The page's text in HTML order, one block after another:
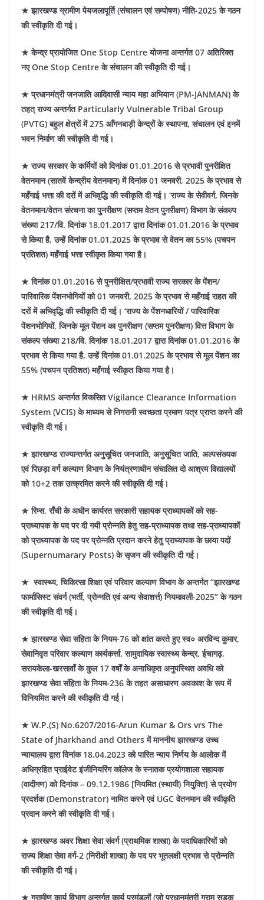
★ झारखण्ड ग्रामीण पेयजलापूर्ति (संचालन एवं सम्पोषण) नीति-2025 के गठन
की स्वीकृति दी गई।
★ केन्द्र प्रायोजित One Stop Centre योजना अन्तर्गत 07 अतिरिक्त
नए One Stop Centre के संचालन की स्वीकृति दी गई।
★ प्रधानमंत्री जनजाति आदिवासी न्याय महा अभियान (PM-JANMAN) के
तहत् राज्य अन्तर्गत Particularly Vulnerable Tribal Group
(PVTG) बहुल क्षेत्रों में 275 आँगनबाड़ी केन्द्रों के स्थापना, संचालन एवं इनमें
भवन निर्माण की स्वीकृति दी गई।
★ राज्य सरकार के कर्मियों को दिनांक 01.01.2016 से प्रभावी पुनरीक्षित
वेतनमान (सातवें केन्द्रीय वेतनमान) में दिनांक 01 जनवरी, 2025 के प्रभाव से
महँगाई भत्ता की दरों में अभिवृद्धि की स्वीकृति दी गई। ‘राज्य के सेवीवर्ग, जिनके
वेतनमान/वेतन संरचना का पुनरीक्षण (सप्तम वेतन पुनरीक्षण) विभाग के संकल्प
संख्या 217/वि. दिनांक 18.01.2017 द्वारा दिनांक 01.01.2016 के प्रभाव
से किया है, उन्हें दिनांक 01.01.2025 के प्रभाव से वेतन का 55% (पचपन
प्रतिशत) महँगाई भत्ता स्वीकृत किया गया है।
★ दिनांक 01.01.2016 से पुनरीक्षित/प्रभावी राज्य सरकार के पेंशन/
पारिवारिक पेंशनभोगियों को 01 जनवरी, 2025 के प्रभाव से महँगाई राहत की
दरों में अभिवृद्धि की स्वीकृति दी गई। ‘राज्य के पेंशनधारियों / पारिवारिक
पेंशनभोगियों, जिनके मूल पेंशन का पुनरीक्षण (सप्तम पुनरीक्षण) वित्त विभाग के
संकल्प संख्या 218/वि. दिनांक 18.01.2017 द्वारा दिनांक 01.01.2016 के
प्रभाव से किया गया है, उन्हें दिनांक 01.01.2025 के प्रभाव से मूल पेंशन का
55% (पचपन प्रतिशत) महँगाई स्वीकृत किया गया है।
★ HRMS अन्तर्गत विकसित Vigilance Clearance Information
System (VCIS) के माध्यम से निगरानी स्वच्छता प्रमाण पत्र प्राप्त करने की
स्वीकृति दी गई।
★ झारखण्ड राज्यान्तर्गत अनुसूचित जनजाति, अनुसूचित जाति, अल्पसंख्यक
एवं पिछड़ा वर्ग कल्याण विभाग के नियंत्रणाधीन संचालित दो आश्रम विद्यालयों
को 10+2 तक उत्क्रमित करने की स्वीकृति दी गई।
★ रिम्स, राँची के अधीन कार्यरत सरकारी सहायक प्राध्यापकों को सह-
प्राध्यापक के पद पर दी गयी प्रोन्नति हेतु सह-प्राध्यापक तथा सह-प्राध्यापकों
को प्राध्यापक के पद पर प्रोन्नति प्रदान करने हेतु प्राध्यापक के छाया पदों
(Supernumarary Posts) के सृजन की स्वीकृति दी गई।
★ स्वास्थ्य, चिकित्सा शिक्षा एवं परिवार कल्याण विभाग के अन्तर्गत “झारखण्ड
फार्मासिस्ट संवर्ग (भर्ती, प्रोन्नति एवं अन्य सेवाशर्त्त) नियमावली-2025” के गठन
की स्वीकृति दी गई।
★ झारखण्ड सेवा संहिता के नियम-76 को क्षांत करते हुए स्व० अरविन्द कुमार,
सेवानिवृत परिवार कल्याण कार्यकर्त्ता, सामुदायिक स्वास्थ्य केन्द्र, ईचागढ़,
सरायकेला-खरसावाँ के कुल 17 वर्षों के अनाधिकृत अनुपस्थित अवधि को
झारखण्ड सेवा संहिता के नियम-236 के तहत असाधारण अवकाश के रूप में
विनियमित करने की स्वीकृति दी गई।
★ W.P.(S) No.6207/2016-Arun Kumar & Ors vrs The
State of Jharkhand and Others में माननीय झारखण्ड उच्च
न्यायालय द्वारा दिनांक 18.04.2023 को पारित न्याय निर्णय के आलोक में
अधिग्रहित प्राईवेट इंजीनियरिंग कॉलेज के स्नातक प्रयोगशाला सहायक
(वादीगण) को दिनांक – 09.12.1986 [नियमित (स्थायी) नियुक्ति] से प्रयोग
प्रदर्शक (Demonstrator) नामित करने एवं UGC वेतनमान की स्वीकृति
प्रदान करने की स्वीकृति दी गई।
★ झारखण्ड अवर शिक्षा सेवा संवर्ग (प्राथमिक शाखा) के पदाधिकारियों को
राज्य शिक्षा सेवा वर्ग-2 (निरीक्षी शाखा) के पद पर भूतलक्षी प्रभाव से प्रोन्नति
की स्वीकृति दी गई।
★ ग्रामीण कार्य विभाग अन्तर्गत कार्य प्रमंडलों (जो प्रधानमंत्री ग्राम सड़क